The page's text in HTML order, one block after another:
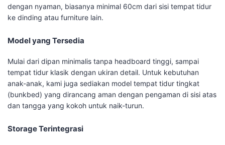
dengan nyaman, biasanya minimal 60cm dari sisi tempat tidur
ke dinding atau furniture lain.
Model yang Tersedia
Mulai dari dipan minimalis tanpa headboard tinggi, sampai
tempat tidur klasik dengan ukiran detail. Untuk kebutuhan
anak-anak, kami juga sediakan model tempat tidur tingkat
(bunkbed) yang dirancang aman dengan pengaman di sisi atas
dan tangga yang kokoh untuk naik-turun.
Storage Terintegrasi